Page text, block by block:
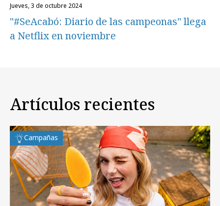
jueves, 3 de octubre 2024
"#SeAcabó: Diario de las campeonas" llega
a Netflix en noviembre
Artículos recientes
Campañas